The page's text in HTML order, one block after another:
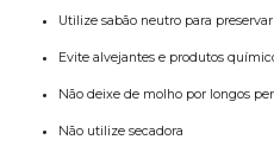
Utilize sabão neutro para
Evite alvejantes e produtos
Não deixe de molho por longos
Não utilize secadora